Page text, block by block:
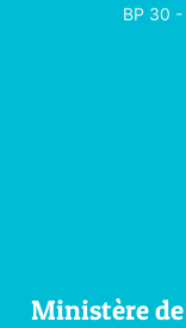
BP 30 -
Ministère